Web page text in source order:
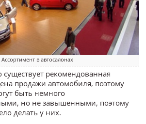
Ассортимент в автосалонах
существует рекомендованная
продажи автомобиля, поэтому
быть немного
но не завышенными, поэтому
делать у них.